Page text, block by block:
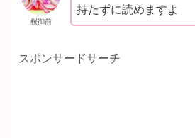
桜御前
持たずに読めますよ
スポンサードサーチ